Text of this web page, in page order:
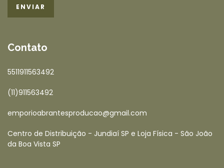
Contato
5511911563492
(11)911563492
emporioabrantesproducao@gmail.com
Centro de Distribuição - Jundiaí SP e Loja Física - São João
da Boa Vista SP